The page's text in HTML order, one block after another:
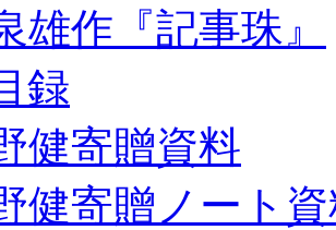
雄作『記事珠』
録
健寄贈資料
健寄贈ノート